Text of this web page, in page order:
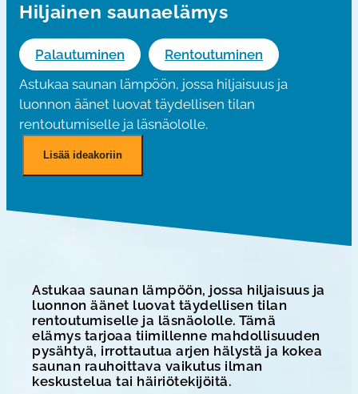
Hiljainen saunaelämys
Palautuminen
Rentoutuminen
Astukaa saunan lämpöön, jossa hiljaisuus ja
luonnon äänet luovat täydellisen tilan
rentoutumiselle ja läsnäololle.
Lisää ideakoriin
Astukaa saunan lämpöön, jossa hiljaisuus ja
luonnon äänet luovat täydellisen tilan
rentoutumiselle ja läsnäololle. Tämä
elämys tarjoaa tiimillenne mahdollisuuden
pysähtyä, irrottautua arjen hälystä ja kokea
saunan rauhoittava vaikutus ilman
keskustelua tai häiriötekijöitä.